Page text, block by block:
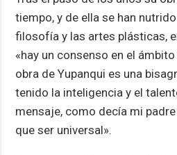
tiempo, y de ella se han
filosofía y las artes plásticas,
«hay un consenso en el
obra de Yupanqui es una
tenido la inteligencia y el
mensaje, como decía mi
que ser universal».